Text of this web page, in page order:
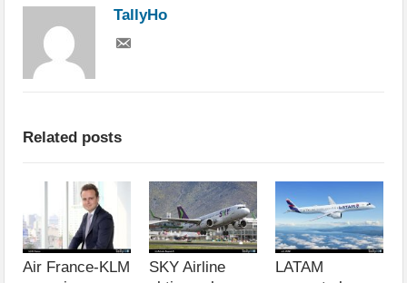
TallyHo
Related posts
Air France-KLM
SKY Airline
LATAM